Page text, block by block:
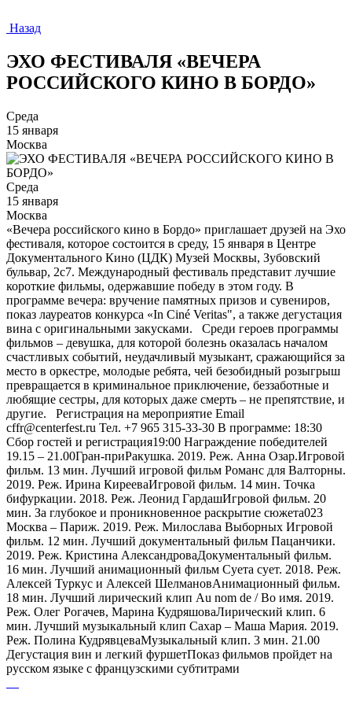
Назад
ЭХО ФЕСТИВАЛЯ «ВЕЧЕРА
РОССИЙСКОГО КИНО В БОРДО»
Среда
15 января
Москва
Среда
15 января
Москва
«Вечера российского кино в Бордо» приглашает друзей на Эхо
фестиваля, которое состоится в среду, 15 января в Центре
Документального Кино (ЦДК) Музей Москвы, Зубовский
бульвар, 2с7. Международный фестиваль представит лучшие
короткие фильмы, одержавшие победу в этом году. В
программе вечера: вручение памятных призов и сувениров,
показ лауреатов конкурса «In Ciné Veritas", а также дегустация
вина с оригинальными закусками. Среди героев программы
фильмов – девушка, для которой болезнь оказалась началом
счастливых событий, неудачливый музыкант, сражающийся за
место в оркестре, молодые ребята, чей безобидный розыгрыш
превращается в криминальное приключение, беззаботные и
любящие сестры, для которых даже смерть – не препятствие, и
другие. Регистрация на мероприятие Email
cffr@centerfest.ru Тел. +7 965 315-33-30 В программе: 18:30
Сбор гостей и регистрация19:00 Награждение победителей
19.15 – 21.00Гран-приРакушка. 2019. Реж. Анна Озар.Игровой
фильм. 13 мин. Лучший игровой фильм Романс для Валторны.
2019. Реж. Ирина КирееваИгровой фильм. 14 мин. Точка
бифуркации. 2018. Реж. Леонид ГардашИгровой фильм. 20
мин. За глубокое и проникновенное раскрытие сюжета023
Москва – Париж. 2019. Реж. Милослава Выборных Игровой
фильм. 12 мин. Лучший документальный фильм Пацанчики.
2019. Реж. Кристина АлександроваДокументальный фильм.
16 мин. Лучший анимационный фильм Суета сует. 2018. Реж.
Алексей Туркус и Алексей ШелмановАнимационный фильм.
18 мин. Лучший лирический клип Au nom de / Во имя. 2019.
Реж. Олег Рогачев, Марина КудряшоваЛирический клип. 6
мин. Лучший музыкальный клип Сахар – Маша Мария. 2019.
Реж. Полина КудрявцеваМузыкальный клип. 3 мин. 21.00
Дегустация вин и легкий фуршетПоказ фильмов пройдет на
русском языке с французскими субтитрами